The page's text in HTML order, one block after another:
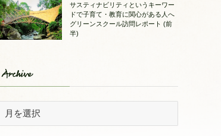
サスティナビリティというキーワー
ドで子育て・教育に関心がある人へ
グリーンスクール訪問レポート (前
半)
Archive